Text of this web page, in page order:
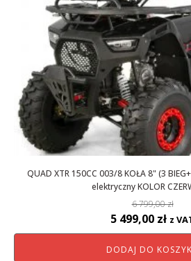
QUAD XTR 150CC 003/8 KOŁA 8" (3
elektryczny KOLOR
6 799,00zł
Pierwotna
cena
wynosiła:
5 499,00 zł z
DODAJ DO